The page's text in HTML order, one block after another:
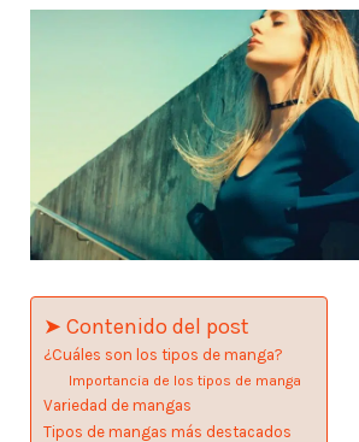
➤ Contenido del post
¿Cuáles son los tipos de manga?
Importancia de los tipos de manga
Variedad de mangas
Tipos de mangas más destacados